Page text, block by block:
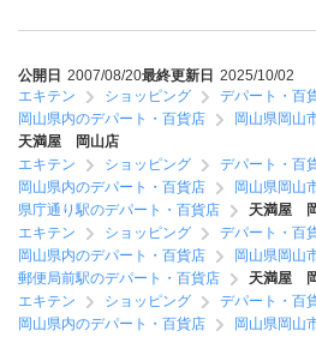
公開日 2007/08/20最終更新日 2025/10/02
エキテン
ショッピング
デパート・百
岡山県内のデパート・百貨店
岡山県岡山
天満屋 岡山店
エキテン
ショッピング
デパート・百
岡山県内のデパート・百貨店
岡山県岡山
県庁通り駅のデパート・百貨店
天満屋
エキテン
ショッピング
デパート・百
岡山県内のデパート・百貨店
岡山県岡山
郵便局前駅のデパート・百貨店
天満屋
エキテン
ショッピング
デパート・百
岡山県内のデパート・百貨店
岡山県岡山